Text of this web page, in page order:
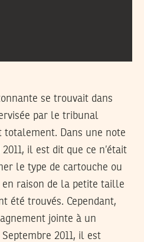
se trouvait dans
par le tribunal
Dans une note
il est dit que ce n’était
le type de cartouche ou
en raison de la petite taille
été trouvés. Cependant,
jointe à un
2011, il est